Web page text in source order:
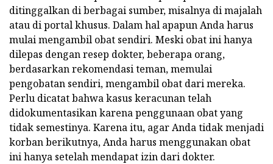
ditinggalkan di berbagai sumber, misalnya di majalah
atau di portal khusus. Dalam hal apapun Anda harus
mulai mengambil obat sendiri. Meski obat ini hanya
dilepas dengan resep dokter, beberapa orang,
berdasarkan rekomendasi teman, memulai
pengobatan sendiri, mengambil obat dari mereka.
Perlu dicatat bahwa kasus keracunan telah
didokumentasikan karena penggunaan obat yang
tidak semestinya. Karena itu, agar Anda tidak menjadi
korban berikutnya, Anda harus menggunakan obat
ini hanya setelah mendapat izin dari dokter.